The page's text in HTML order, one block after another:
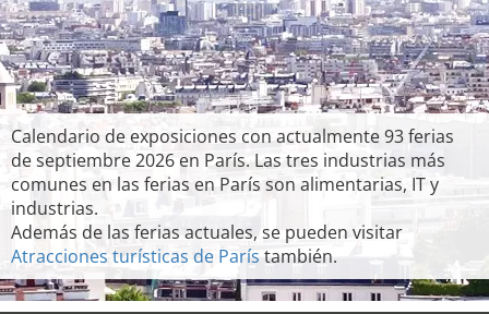
Calendario de exposiciones con actualmente 93 ferias
de septiembre 2026 en París. Las tres industrias más
comunes en las ferias en París son alimentarias, IT y
industrias.
Además de las ferias actuales, se pueden visitar
Atracciones turísticas de París también.